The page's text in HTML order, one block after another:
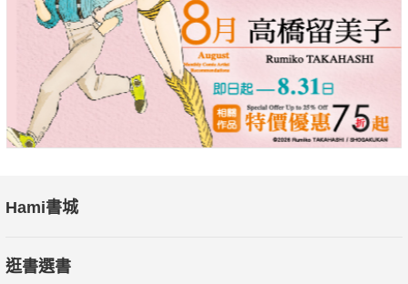
Hami書城
逛書選書